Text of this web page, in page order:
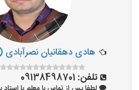
هادی دهقانیان
تلفن: 09138498701